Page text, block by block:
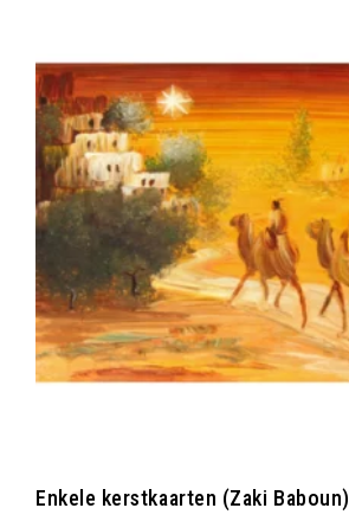
Enkele kerstkaarten (Zaki Baboun)